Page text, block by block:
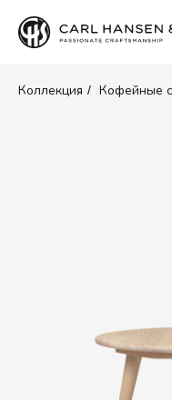
Коллекция / Кофейные